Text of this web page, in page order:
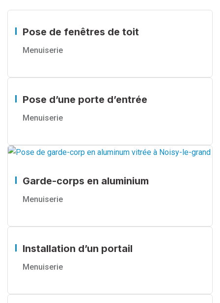
Pose de fenêtres de toit
Menuiserie
Pose d’une porte d’entrée
Menuiserie
Garde-corps en aluminium
Menuiserie
Installation d’un portail
Menuiserie